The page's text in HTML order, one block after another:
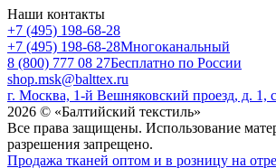
Наши контакты
+7 (495) 198-68-28
+7 (495) 198-68-28Многоканальный
8 (800) 777 08 27Бесплатно по России
shop.msk@balttex.ru
г. Москва, 1-й Вешняковский проезд, д. 1,
2026 © «Балтийский текстиль»
Все права защищены. Использование
разрешения запрещено.
Продажа тканей оптом и в розницу на